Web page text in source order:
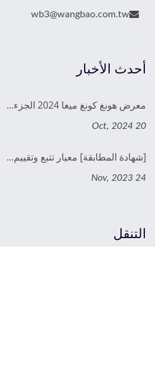
wb3@wangbao.com.tw
أحدث الأخبار
معرض هونغ كونغ ميغا 2024 الجزء...
20 Oct, 2024
[شهادة المطابقة] معيار تتبع وتقييم...
24 Nov, 2023
التنقل